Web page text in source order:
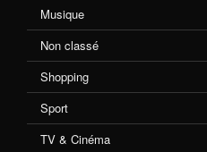
Musique
Non classé
Shopping
Sport
TV & Cinéma